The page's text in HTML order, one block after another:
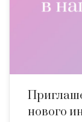
нового